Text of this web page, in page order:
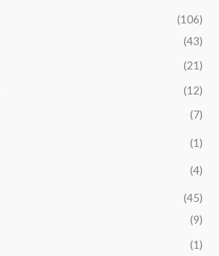
(106)
(43)
(21)
(12)
(7)
(1)
(4)
(45)
(9)
(1)